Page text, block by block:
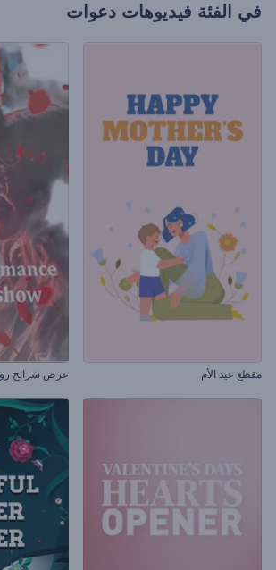
في الفئة فيديوهات دعوات
مقطع عيد الأم عرض شرائح